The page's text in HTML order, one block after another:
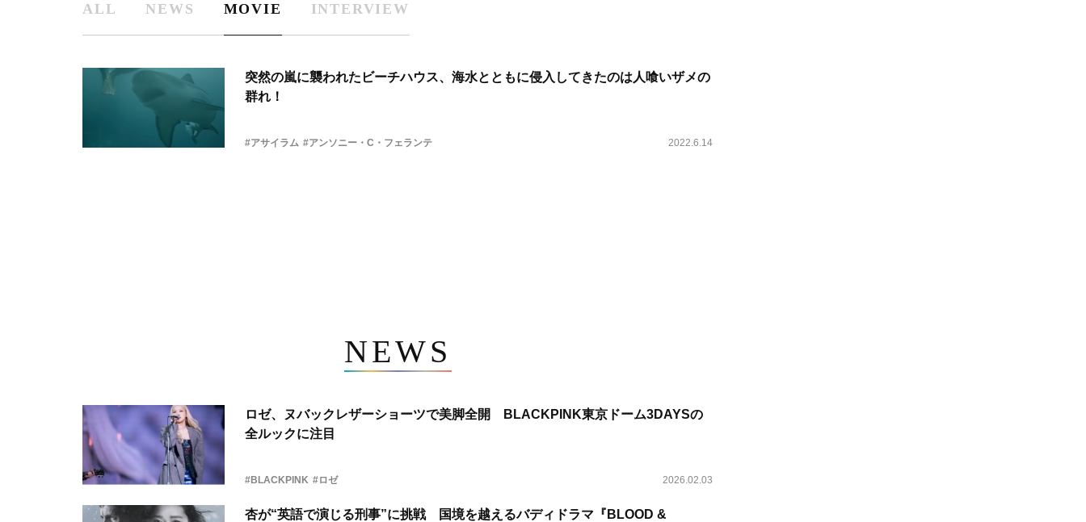
ALL NEWS MOVIE INTERVIEW
突然の嵐に襲われたビーチハウス、海水とともに侵入してきたのは人喰いザメの
群れ！
#アサイラム #アンソニー・C・フェランテ 2022.6.14
NEWS
ロゼ、ヌバックレザーショーツで美脚全開 BLACKPINK東京ドーム3DAYSの
全ルックに注目
#BLACKPINK #ロゼ 2026.02.03
杏が“英語で演じる刑事”に挑戦 国境を越えるバディドラマ『BLOOD &